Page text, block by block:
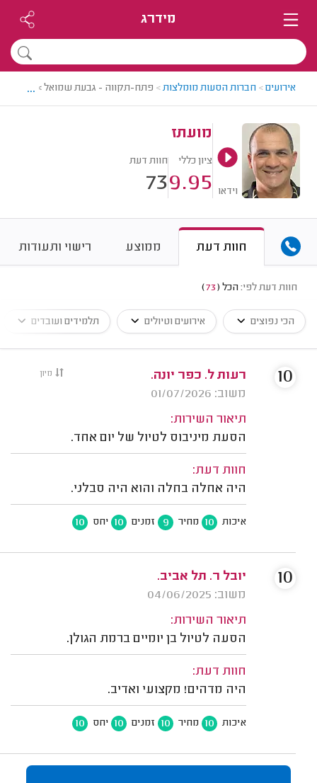
מידרג
אירועים> חברות הסעות מומלצות> פתח-תקווה - גבעת שמואל > חברת
...
וידאו
מועתז
ציון כללי
9.95
חוות דעת
73
חוות דעת ממוצע רישוי ותעודות
חוות דעת לפי: הכל (
73
)
הכי נפוצים אירועים וטיולים תלמידים ועובדים
מיון
רעות ל. כפר יונה.
משוב: 01/07/2026
תיאור השירות:
הסעת מיניבוס לטיול של יום אחד.
חוות דעת:
היה אחלה בחלה והוא היה סבלני.
איכות 10 מחיר 9 זמנים 10 יחס 10
10
יובל ר. תל אביב.
משוב: 04/06/2025
תיאור השירות:
הסעה לטיול בן יומיים ברמת הגולן.
חוות דעת:
היה מדהים! מקצועי ואדיב.
איכות 10 מחיר 10 זמנים 10 יחס 10
10